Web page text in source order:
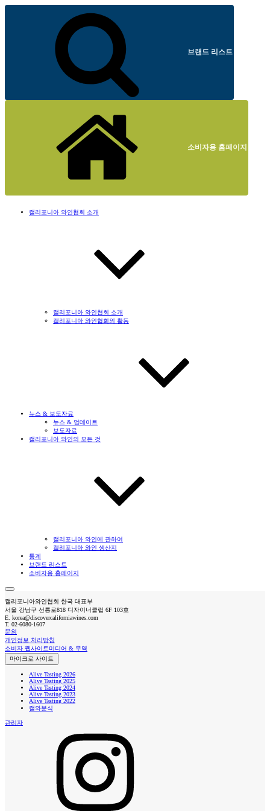
브랜드 리스트
소비자용 홈페이지
캘리포니아 와인협회 소개
캘리포니아 와인협회 소개
캘리포니아 와인협회의 활동
뉴스 & 보도자료
뉴스 & 업데이트
보도자료
캘리포니아 와인의 모든 것
캘리포니아 와인에 관하여
캘리포니아 와인 생산지
통계
브랜드 리스트
소비자용 홈페이지
캘리포니아와인협회 한국 대표부
서울 강남구 선릉로818 디자이너클럽 6F 103호
E. korea@discovercaliforniawines.com
T. 02-6080-1607
문의
개인정보 처리방침
소비자 웹사이트미디어 & 무역
마이크로 사이트
Alive Tasting 2026
Alive Tasting 2025
Alive Tasting 2024
Alive Tasting 2023
Alive Tasting 2022
캘와분식
관리자